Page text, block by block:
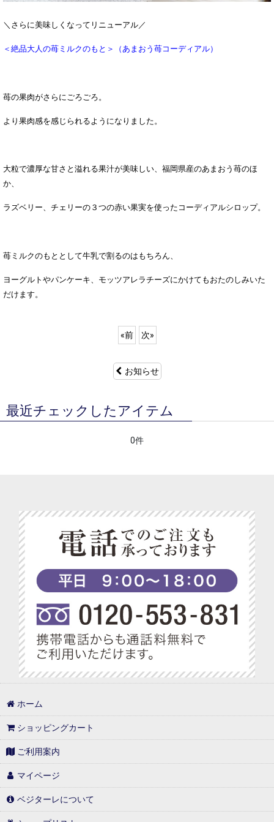
＼さらに美味しくなってリニューアル／
＜絶品大人の苺ミルクのもと＞（あまおう苺コーディアル）
苺の果肉がさらにごろごろ。
より果肉感を感じられるようになりました。
大粒で濃厚な甘さと溢れる果汁が美味しい、福岡県産のあまおう苺のほ
か、
ラズベリー、チェリーの３つの赤い果実を使ったコーディアルシロップ。
苺ミルクのもととして牛乳で割るのはもちろん、
ヨーグルトやパンケーキ、モッツアレラチーズにかけてもおたのしみいた
だけます。
«前 次»
お知らせ
最近チェックしたアイテム
0件
ホーム
ショッピングカート
ご利用案内
マイページ
ベジターレについて